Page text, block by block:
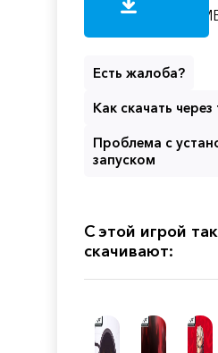
Есть жалоба?
Как скачать
Проблема с
запуском
С этой игрой
скачивают: